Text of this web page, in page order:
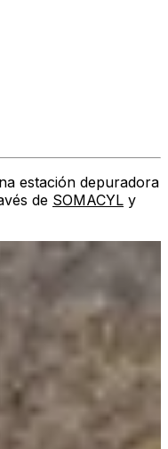
estación depuradora
de SOMACYL y